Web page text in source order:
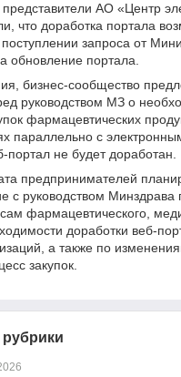
АО «Центр
что доработка портала
запроса от
обновление портала.
бизнес-сообщество
руководством МЗ о
фармацевтических
параллельно с
портал не будет доработан.
предпринимателей
с руководством Минздрава
фармацевтического,
доработки веб-
а также по
закупок.